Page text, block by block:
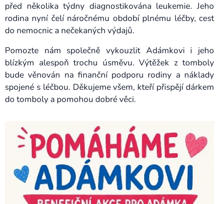
před několika týdny diagnostikována leukemie. Jeho
rodina nyní čelí náročnému období plnému léčby, cest
do nemocnic a nečekaných výdajů.
Pomozte nám společně vykouzlit Adámkovi i jeho
blízkým alespoň trochu úsměvu. Výtěžek z tomboly
bude věnován na finanční podporu rodiny a náklady
spojené s léčbou. Děkujeme všem, kteří přispějí dárkem
do tomboly a pomohou dobré věci.